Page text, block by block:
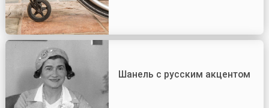
Шанель с русским акцентом